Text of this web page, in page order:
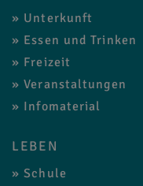
Unterkunft
Essen und Trinken
Freizeit
Veranstaltungen
Infomaterial
LEBEN
Schule